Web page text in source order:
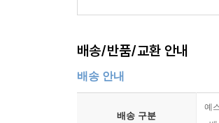
배송/반품/교환 안내
배송 안내
배송 구분
예